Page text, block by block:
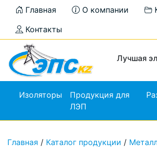
Главная О компании
Контакты
Лучшая
Изоляторы
Продукция для
ЛЭП
Главная / Каталог продукции /